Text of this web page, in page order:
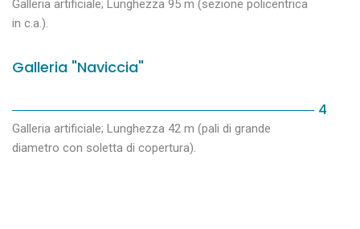
Galleria artificiale; Lunghezza 95 m (sezione policentrica
in c.a.).
Galleria "Naviccia"
4
Galleria artificiale; Lunghezza 42 m (pali di grande
diametro con soletta di copertura).